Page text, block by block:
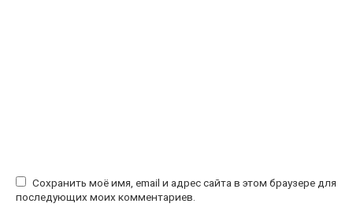
Сохранить моё имя, email и адрес сайта в этом браузере для
последующих моих комментариев.